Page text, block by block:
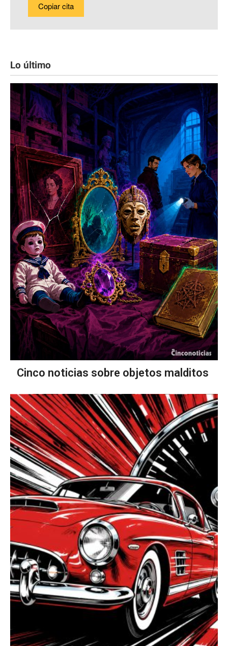
Copiar cita
Lo último
Cinco noticias sobre objetos malditos